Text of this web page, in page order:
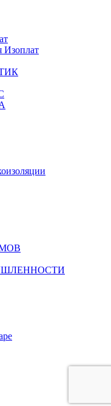
Изоплат